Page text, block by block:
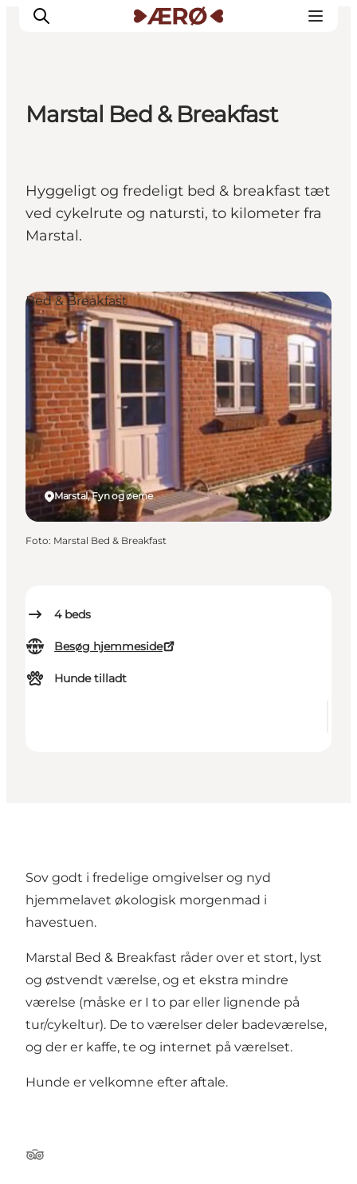
Oplevelser
Events
Planlæg ferien
Marstal Bed & Breakfast
Hyggeligt og fredeligt bed & breakfast tæt
ved cykelrute og natursti, to kilometer fra
Marstal.
4 beds
Besøg hjemmeside
Hunde tilladt
Marstal, Fyn og øerne
Bed & Breakfast
Foto: Marstal Bed & Breakfast
Sov godt i fredelige omgivelser og nyd
hjemmelavet økologisk morgenmad i
havestuen.
Marstal Bed & Breakfast råder over et stort, lyst
og østvendt værelse, og et ekstra mindre
værelse (måske er I to par eller lignende på
tur/cykeltur). De to værelser deler badeværelse,
og der er kaffe, te og internet på værelset.
Hunde er velkomne efter aftale.
Tripadvisor